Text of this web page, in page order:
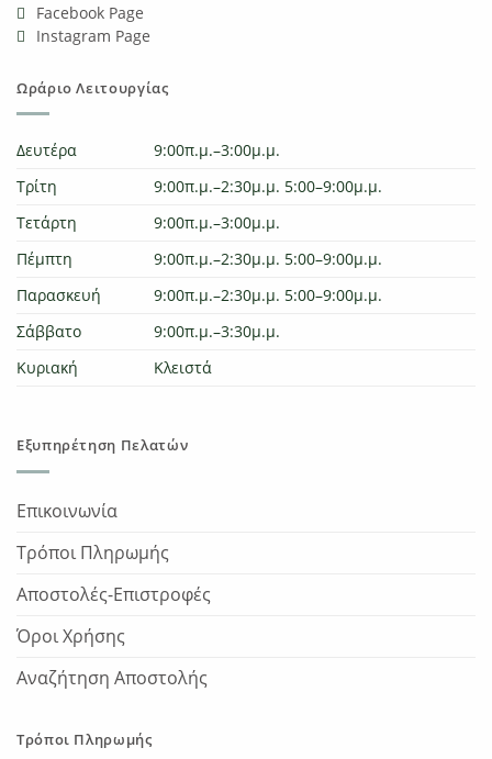
Facebook Page
Instagram Page
Ωράριο Λειτουργίας
Δευτέρα
9:00π.μ.–3:00μ.μ.
Τρίτη
9:00π.μ.–2:30μ.μ. 5:00–9:00μ.μ.
Τετάρτη
9:00π.μ.–3:00μ.μ.
Πέμπτη
9:00π.μ.–2:30μ.μ. 5:00–9:00μ.μ.
Παρασκευή
9:00π.μ.–2:30μ.μ. 5:00–9:00μ.μ.
Σάββατο
9:00π.μ.–3:30μ.μ.
Κυριακή
Κλειστά
Εξυπηρέτηση Πελατών
Επικοινωνία
Τρόποι Πληρωμής
Αποστολές-Επιστροφές
Όροι Χρήσης
Αναζήτηση Αποστολής
Τρόποι Πληρωμής